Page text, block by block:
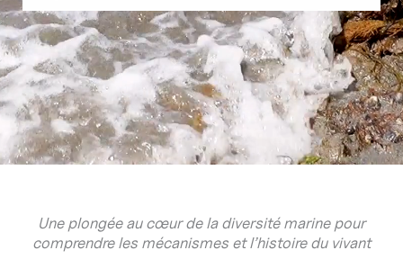
Une plongée au cœur de la diversité marine pour
comprendre les mécanismes et l’histoire du vivant